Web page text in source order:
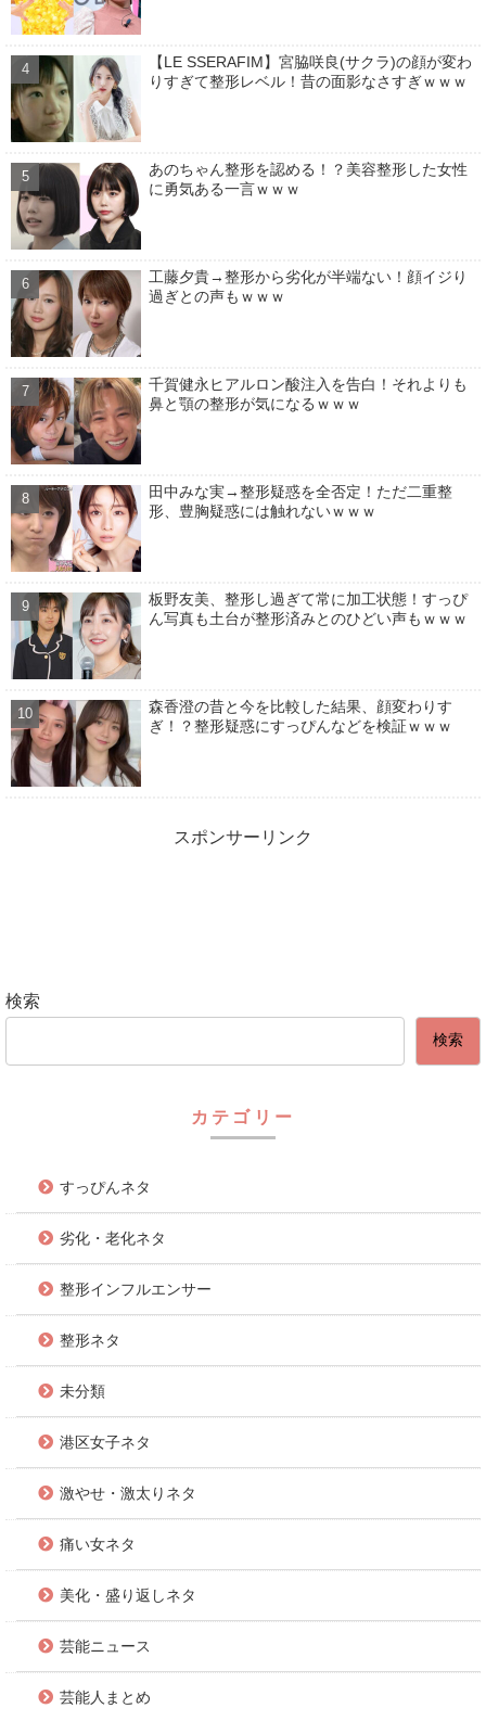
【LE SSERAFIM】宮脇咲良(サクラ)の顔が変わ
りすぎて整形レベル！昔の面影なさすぎｗｗｗ
あのちゃん整形を認める！？美容整形した女性
に勇気ある一言ｗｗｗ
工藤夕貴→整形から劣化が半端ない！顔イジり
過ぎとの声もｗｗｗ
千賀健永ヒアルロン酸注入を告白！それよりも
鼻と顎の整形が気になるｗｗｗ
田中みな実→整形疑惑を全否定！ただ二重整
形、豊胸疑惑には触れないｗｗｗ
板野友美、整形し過ぎて常に加工状態！すっぴ
ん写真も土台が整形済みとのひどい声もｗｗｗ
森香澄の昔と今を比較した結果、顔変わりす
ぎ！？整形疑惑にすっぴんなどを検証ｗｗｗ
スポンサーリンク
検索
検索
カテゴリー
すっぴんネタ
劣化・老化ネタ
整形インフルエンサー
整形ネタ
未分類
港区女子ネタ
激やせ・激太りネタ
痛い女ネタ
美化・盛り返しネタ
芸能ニュース
芸能人まとめ